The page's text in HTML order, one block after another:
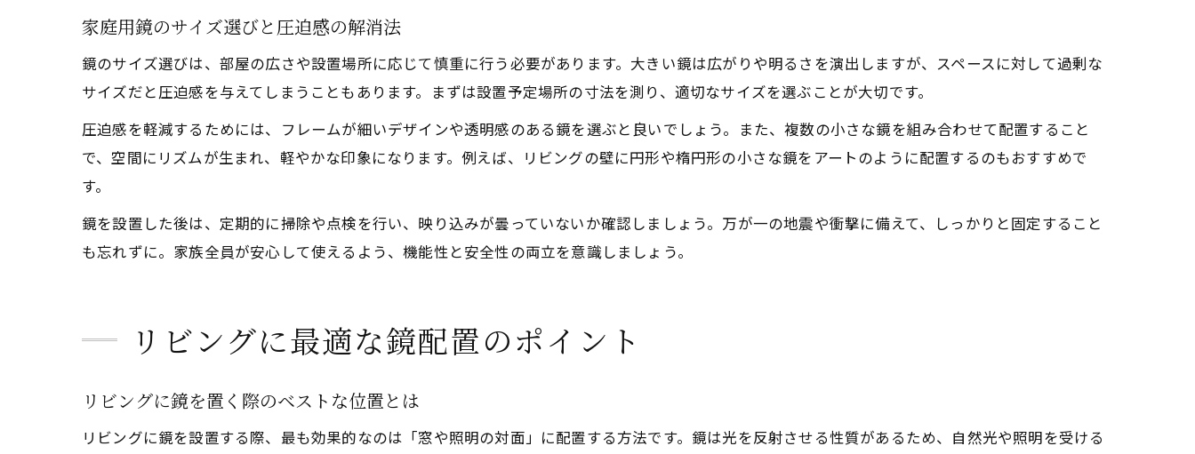
家庭用鏡のサイズ選びと圧迫感の解消法
鏡のサイズ選びは、部屋の広さや設置場所に応じて慎重に行う必要があります。大きい鏡は広がりや明るさを演出しますが、スペースに対して過剰な
サイズだと圧迫感を与えてしまうこともあります。まずは設置予定場所の寸法を測り、適切なサイズを選ぶことが大切です。
圧迫感を軽減するためには、フレームが細いデザインや透明感のある鏡を選ぶと良いでしょう。また、複数の小さな鏡を組み合わせて配置すること
で、空間にリズムが生まれ、軽やかな印象になります。例えば、リビングの壁に円形や楕円形の小さな鏡をアートのように配置するのもおすすめで
す。
鏡を設置した後は、定期的に掃除や点検を行い、映り込みが曇っていないか確認しましょう。万が一の地震や衝撃に備えて、しっかりと固定すること
も忘れずに。家族全員が安心して使えるよう、機能性と安全性の両立を意識しましょう。
リビングに最適な鏡配置のポイント
リビングに鏡を置く際のベストな位置とは
リビングに鏡を設置する際、最も効果的なのは「窓や照明の対面」に配置する方法です。鏡は光を反射させる性質があるため、自然光や照明を受ける